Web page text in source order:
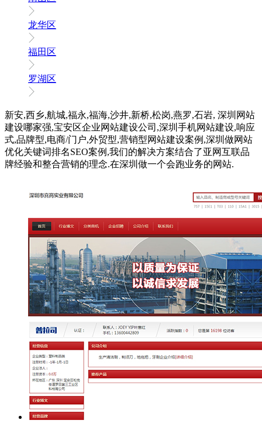
龙华区
福田区
罗湖区
新安,西乡,航城,福永,福海,沙井,新桥,松岗,燕罗,石岩, 深圳网站
建设哪家强,宝安区企业网站建设公司,深圳手机网站建设,响应
式,品牌型,电商/门户,外贸型,营销型网站建设案例,深圳做网站
优化关键词排名SEO案例,我们的解决方案结合了亚网互联品
牌经验和整合营销的理念.在深圳做一个会跑业务的网站.